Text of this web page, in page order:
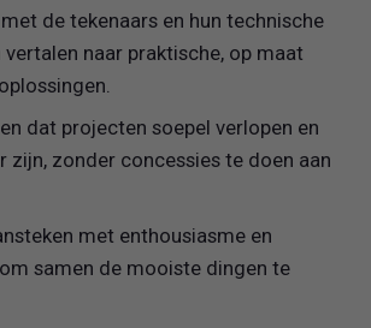
de tekenaars en hun technische
naar praktische, op maat
dat projecten soepel verlopen en
zijn, zonder concessies te doen aan
met enthousiasme en
samen de mooiste dingen te